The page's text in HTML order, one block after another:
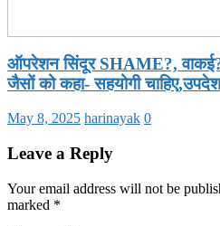
ऑपरेशन सिंदूर SHAME?,
जैसों को कहा- सहयोगी
May 8, 2025 harinayak 0
Leave a Reply
Your email address will not be
marked *